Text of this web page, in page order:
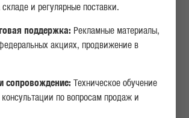
DIESEL (JETLINER)
и регулярные поставки.
поддержка: Рекламные материалы,
акциях, продвижение в
сопровождение: Техническое обучение
консультации по вопросам продаж и